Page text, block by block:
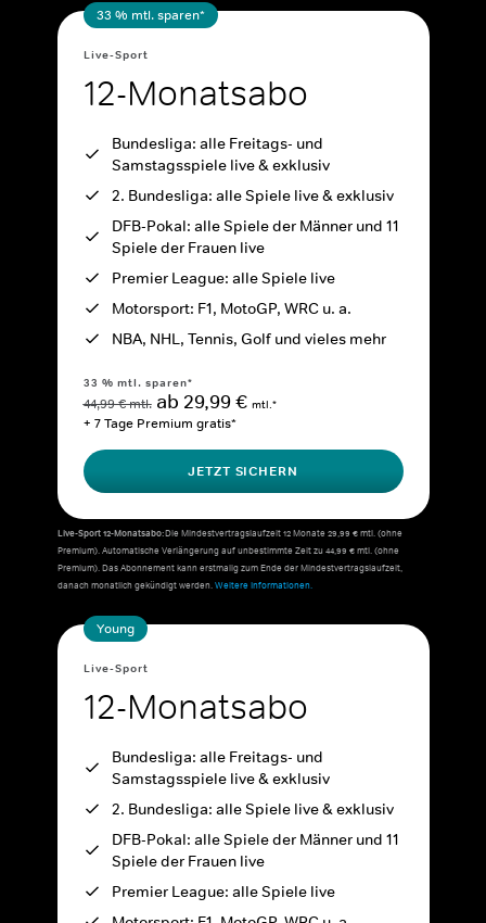
33 % mtl. sparen*
Live-Sport
12-Monatsabo
Bundesliga: alle Freitags- und
Samstagsspiele live & exklusiv
2. Bundesliga: alle Spiele live & exklusiv
DFB-Pokal: alle Spiele der Männer und 11
Spiele der Frauen live
Premier League: alle Spiele live
Motorsport: F1, MotoGP, WRC u. a.
NBA, NHL, Tennis, Golf und vieles mehr
33 % mtl. sparen*
44,99 € mtl. ab 29,99 € mtl.*
+ 7 Tage Premium gratis*
JETZT SICHERN
Live-Sport 12-Monatsabo:Die Mindestvertragslaufzeit 12 Monate 29,99 € mtl. (ohne
Premium). Automatische Verlängerung auf unbestimmte Zeit zu 44,99 € mtl. (ohne
Premium). Das Abonnement kann erstmalig zum Ende der Mindestvertragslaufzeit,
danach monatlich gekündigt werden.Weitere Informationen.
Young
Live-Sport
12-Monatsabo
Bundesliga: alle Freitags- und
Samstagsspiele live & exklusiv
2. Bundesliga: alle Spiele live & exklusiv
DFB-Pokal: alle Spiele der Männer und 11
Spiele der Frauen live
Premier League: alle Spiele live